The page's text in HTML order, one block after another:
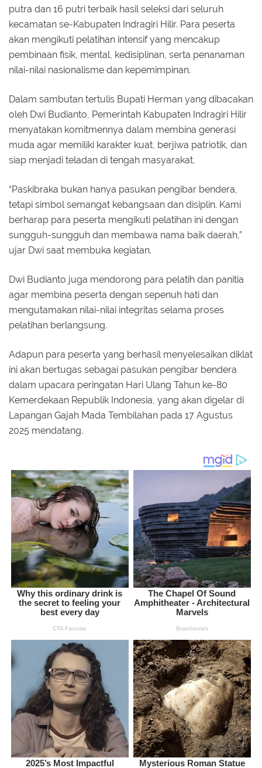
putra dan 16 putri terbaik hasil seleksi dari seluruh
kecamatan se-Kabupaten Indragiri Hilir. Para peserta
akan mengikuti pelatihan intensif yang mencakup
pembinaan fisik, mental, kedisiplinan, serta penanaman
nilai-nilai nasionalisme dan kepemimpinan.
Dalam sambutan tertulis Bupati Herman yang dibacakan
oleh Dwi Budianto, Pemerintah Kabupaten Indragiri Hilir
menyatakan komitmennya dalam membina generasi
muda agar memiliki karakter kuat, berjiwa patriotik, dan
siap menjadi teladan di tengah masyarakat.
“Paskibraka bukan hanya pasukan pengibar bendera,
tetapi simbol semangat kebangsaan dan disiplin. Kami
berharap para peserta mengikuti pelatihan ini dengan
sungguh-sungguh dan membawa nama baik daerah,”
ujar Dwi saat membuka kegiatan.
Dwi Budianto juga mendorong para pelatih dan panitia
agar membina peserta dengan sepenuh hati dan
mengutamakan nilai-nilai integritas selama proses
pelatihan berlangsung.
Adapun para peserta yang berhasil menyelesaikan diklat
ini akan bertugas sebagai pasukan pengibar bendera
dalam upacara peringatan Hari Ulang Tahun ke-80
Kemerdekaan Republik Indonesia, yang akan digelar di
Lapangan Gajah Mada Tembilahan pada 17 Agustus
2025 mendatang.